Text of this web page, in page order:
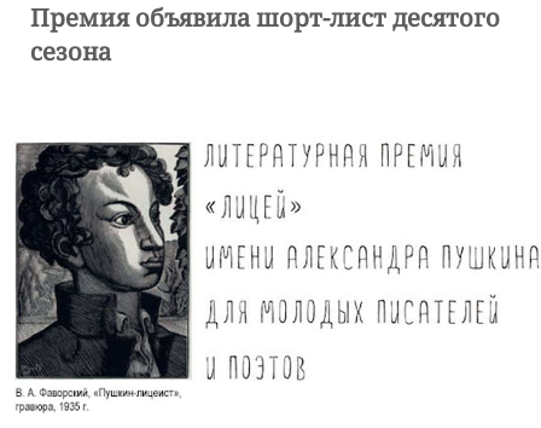
Премия объявила шорт-лист десятого
сезона